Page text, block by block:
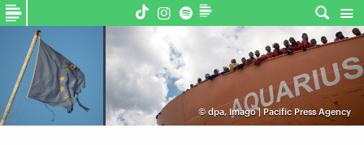
©dpa, Imago | Pacific Press Agency